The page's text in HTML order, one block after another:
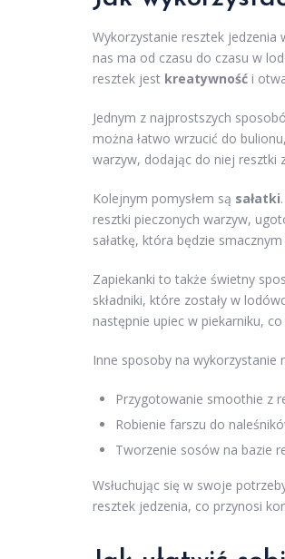
Wykorzystanie resztek jedzenia
nas ma od czasu do czasu w
resztek jest kreatywność i
Jednym z najprostszych
można łatwo wrzucić do
warzyw, dodając do niej resztki
Kolejnym pomysłem są sałatki
resztki pieczonych warzyw,
sałatkę, która będzie
Zapiekanki to także świetny
składniki, które zostały w
następnie upiec w piekarniku,
Inne sposoby na wykorzystanie
Przygotowanie smoothie z
Robienie farszu do
Tworzenie sosów na bazie
Wsłuchując się w swoje
resztek jedzenia, co przynosi